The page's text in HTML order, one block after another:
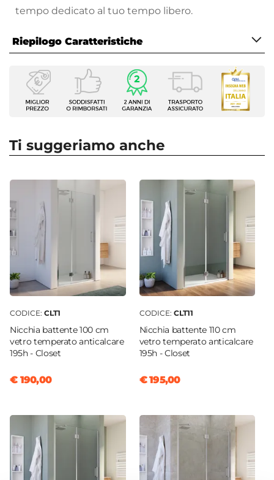
tempo dedicato al tuo tempo libero.
Riepilogo Caratteristiche
Caratteristiche
Tipologia
Maniglie
Compatibilità Serie
Altezza
22,8 cm
Interasse
19 cm
Colore
Materiale
Cromata
Ti suggeriamo anche
CODICE: CLT1
Nicchia battente 100 cm
vetro temperato anticalcare
195h - Closet
€ 190,00
CODICE: CLT11
Nicchia battente 110 cm
vetro temperato anticalcare
195h - Closet
€ 195,00